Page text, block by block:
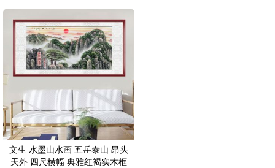
文生 水墨山水画 五岳泰山 昂头
天外 四尺横幅 典雅红褐实木框